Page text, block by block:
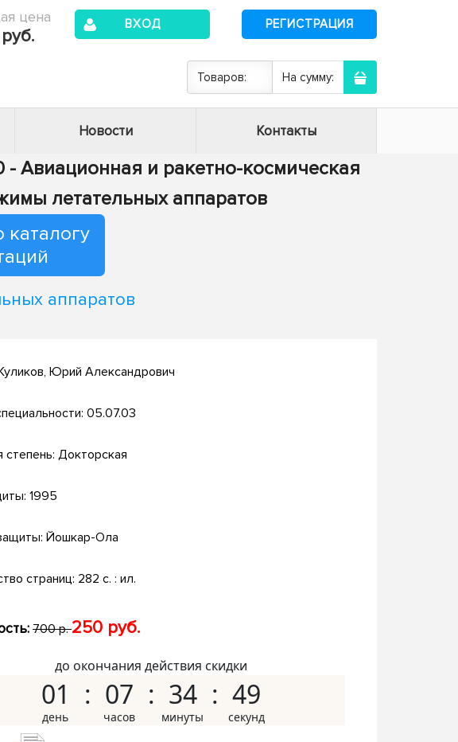
цена ВХОД РЕГИСТРАЦИЯ
Товаров: На сумму:
Новости Контакты
- Авиационная и ракетно-космическая
летательных аппаратов
аппаратов
Юрий Александрович
05.07.03
степень: Докторская
1995
Йошкар-Ола
страниц: 282 с. : ил.
700 р.250 руб.
до окончания действия скидки
01 07 34 48